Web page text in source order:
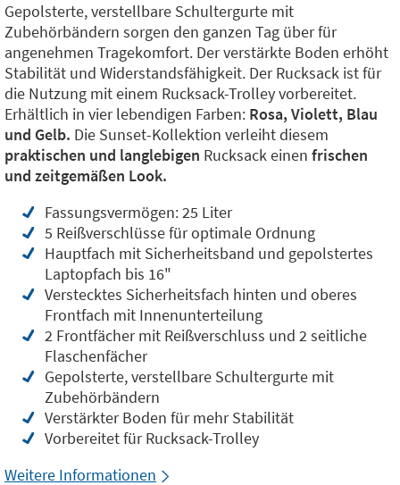
Gepolsterte, verstellbare Schultergurte mit
Zubehörbändern sorgen den ganzen Tag über für
angenehmen Tragekomfort. Der verstärkte Boden erhöht
Stabilität und Widerstandsfähigkeit. Der Rucksack ist für
die Nutzung mit einem Rucksack-Trolley vorbereitet.
Erhältlich in vier lebendigen Farben: Rosa, Violett, Blau
und Gelb. Die Sunset-Kollektion verleiht diesem
praktischen und langlebigen Rucksack einen frischen
und zeitgemäßen Look.
Fassungsvermögen: 25 Liter
5 Reißverschlüsse für optimale Ordnung
Hauptfach mit Sicherheitsband und gepolstertes
Laptopfach bis 16"
Verstecktes Sicherheitsfach hinten und oberes
Frontfach mit Innenunterteilung
2 Frontfächer mit Reißverschluss und 2 seitliche
Flaschenfächer
Gepolsterte, verstellbare Schultergurte mit
Zubehörbändern
Verstärkter Boden für mehr Stabilität
Vorbereitet für Rucksack-Trolley
Weitere Informationen